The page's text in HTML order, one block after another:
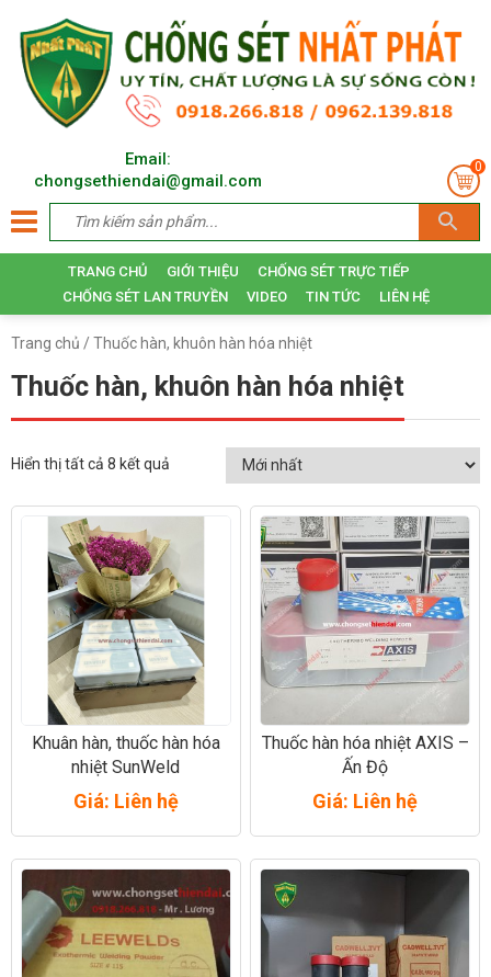
Email:
chongsethiendai@gmail.com
0
TRANG CHỦ GIỚI THIỆU
CHỐNG SÉT TRỰC TIẾP
CHỐNG SÉT LAN TRUYỀN
VIDEO TIN TỨC LIÊN HỆ
Trang chủ / Thuốc hàn, khuôn hàn hóa nhiệt
Thuốc hàn, khuôn hàn hóa nhiệt
Hiển thị tất cả 8 kết quả
Khuân hàn, thuốc hàn hóa
nhiệt SunWeld
Giá: Liên hệ
Thuốc hàn hóa nhiệt AXIS –
Ấn Độ
Giá: Liên hệ